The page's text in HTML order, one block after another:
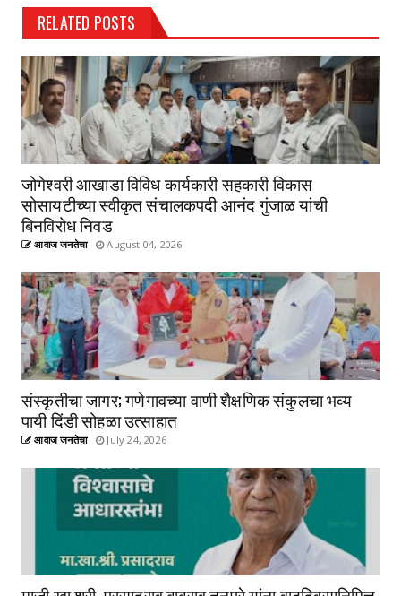
RELATED POSTS
जोगेश्वरी आखाडा विविध कार्यकारी सहकारी विकास
सोसायटीच्या स्वीकृत संचालकपदी आनंद गुंजाळ यांची
बिनविरोध निवड
आवाज जनतेचा August 04, 2026
संस्कृतीचा जागर; गणेगावच्या वाणी शैक्षणिक संकुलचा भव्य
पायी दिंडी सोहळा उत्साहात
आवाज जनतेचा July 24, 2026